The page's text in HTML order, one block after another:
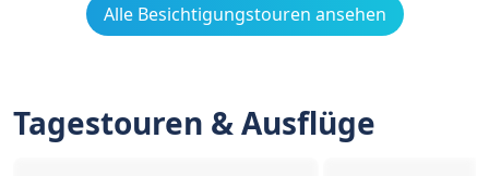
Alle Besichtigungstouren ansehen
Tagestouren & Ausflüge